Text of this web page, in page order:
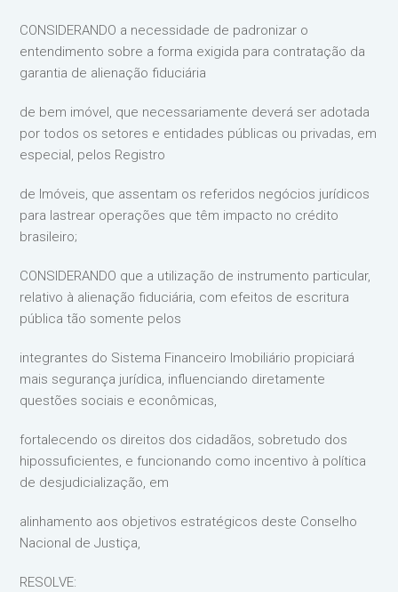
CONSIDERANDO a necessidade de padronizar o
entendimento sobre a forma exigida para contratação da
garantia de alienação fiduciária
de bem imóvel, que necessariamente deverá ser adotada
por todos os setores e entidades públicas ou privadas, em
especial, pelos Registro
de Imóveis, que assentam os referidos negócios jurídicos
para lastrear operações que têm impacto no crédito
brasileiro;
CONSIDERANDO que a utilização de instrumento particular,
relativo à alienação fiduciária, com efeitos de escritura
pública tão somente pelos
integrantes do Sistema Financeiro Imobiliário propiciará
mais segurança jurídica, influenciando diretamente
questões sociais e econômicas,
fortalecendo os direitos dos cidadãos, sobretudo dos
hipossuficientes, e funcionando como incentivo à política
de desjudicialização, em
alinhamento aos objetivos estratégicos deste Conselho
Nacional de Justiça,
RESOLVE: